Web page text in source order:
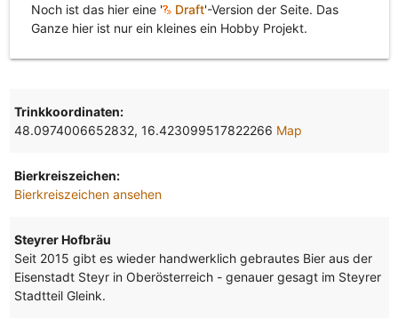
Noch ist das hier eine ' Draft'-Version der Seite. Das
Ganze hier ist nur ein kleines ein Hobby Projekt.
Trinkkoordinaten:
48.0974006652832, 16.423099517822266 Map
Bierkreiszeichen:
Bierkreiszeichen ansehen
Steyrer Hofbräu
Seit 2015 gibt es wieder handwerklich gebrautes Bier aus der
Eisenstadt Steyr in Oberösterreich - genauer gesagt im Steyrer
Stadtteil Gleink.